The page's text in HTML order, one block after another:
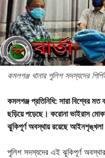
কমলগঞ্জ থানার পুলিশ সদস্যদের
কমলগঞ্জ প্রতিনিধি: সারা বিশ্বের
ছড়িয়ে পড়েছে। করোনা ভাইরাস
ঝুকিপূর্ণ অবস্থায় রয়েছে আইনশৃঙ্খলা
পুলিশ সদস্যদের এই ঝুকিপূর্ণ